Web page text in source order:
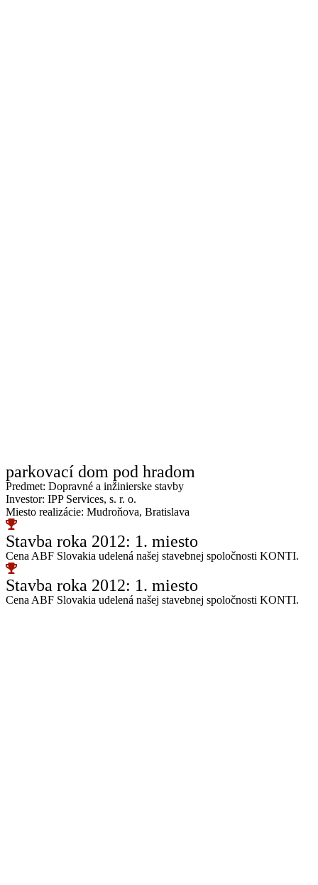
parkovací dom pod hradom
Predmet: Dopravné a inžinierske stavby
Investor: IPP Services, s. r. o.
Miesto realizácie: Mudroňova, Bratislava
Stavba roka 2012: 1. miesto
Cena ABF Slovakia udelená našej stavebnej spoločnosti KONTI.
Stavba roka 2012: 1. miesto
Cena ABF Slovakia udelená našej stavebnej spoločnosti KONTI.